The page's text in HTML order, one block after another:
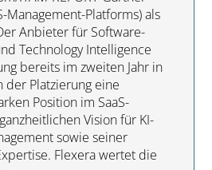
Management-Platforms) als
Anbieter für Software-
Technology Intelligence
bereits im zweiten Jahr in
der Platzierung eine
Position im SaaS-
Vision für KI-
sowie seiner
Flexera wertet die